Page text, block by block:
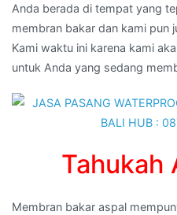
Whatsapp
Kami
harga
per
roll
Anda berada di tempat yang
membran bakar dan kami pun
Kami waktu ini karena kami
untuk Anda yang sedang
Tahukah
Membran bakar aspal